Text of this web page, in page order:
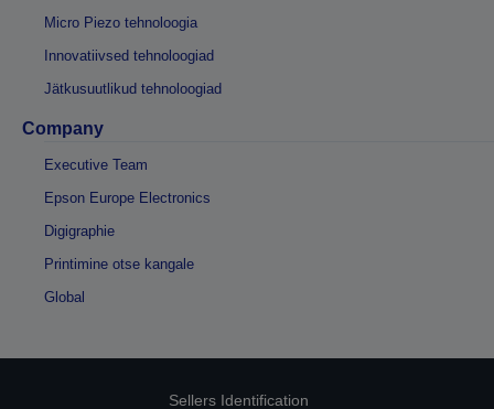
Micro Piezo tehnoloogia
Innovatiivsed tehnoloogiad
Jätkusuutlikud tehnoloogiad
Company
Executive Team
Epson Europe Electronics
Digigraphie
Printimine otse kangale
Global
Sellers Identification